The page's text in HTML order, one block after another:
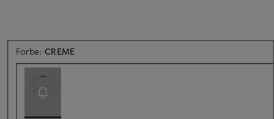
Farbe:CREMEAktuell nicht verfügbar